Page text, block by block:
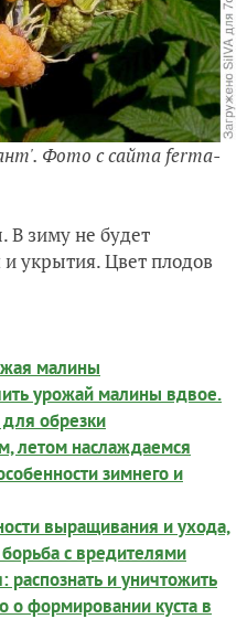
Фото с сайта ferma-
В зиму не будет
укрытия. Цвет плодов
малины
урожай малины вдвое.
обрезки
летом наслаждаемся
зимнего и
выращивания и ухода,
с вредителями
и уничтожить
о формировании куста в